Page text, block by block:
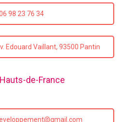
98 23 76 34
Edouard Vaillant, 93500 Pantin
de-France